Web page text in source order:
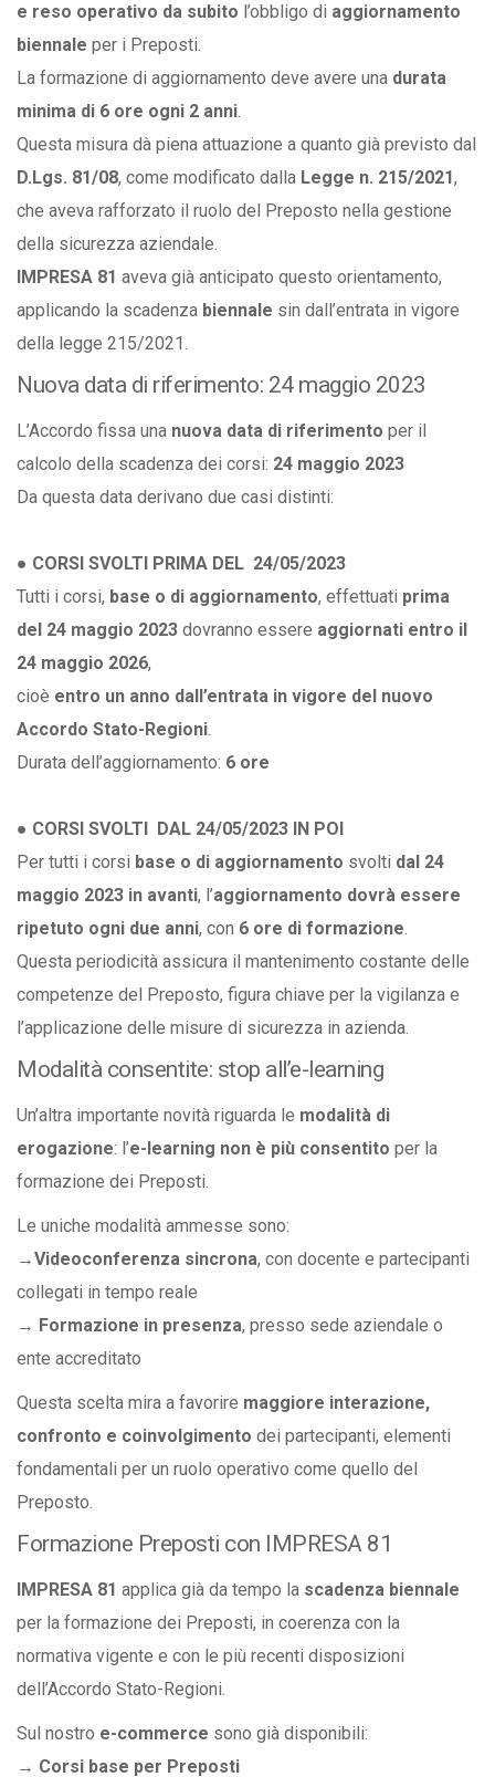
e reso operativo da subito l’obbligo di aggiornamento
biennale per i Preposti.
La formazione di aggiornamento deve avere una durata
minima di 6 ore ogni 2 anni.
Questa misura dà piena attuazione a quanto già previsto dal
D.Lgs. 81/08, come modificato dalla Legge n. 215/2021,
che aveva rafforzato il ruolo del Preposto nella gestione
della sicurezza aziendale.
IMPRESA 81 aveva già anticipato questo orientamento,
applicando la scadenza biennale sin dall’entrata in vigore
della legge 215/2021.
Nuova data di riferimento: 24 maggio 2023
L’Accordo fissa una nuova data di riferimento per il
calcolo della scadenza dei corsi: 24 maggio 2023
Da questa data derivano due casi distinti:
● CORSI SVOLTI PRIMA DEL 24/05/2023
Tutti i corsi, base o di aggiornamento, effettuati prima
del 24 maggio 2023 dovranno essere aggiornati entro il
24 maggio 2026,
cioè entro un anno dall’entrata in vigore del nuovo
Accordo Stato-Regioni.
Durata dell’aggiornamento: 6 ore
● CORSI SVOLTI DAL 24/05/2023 IN POI
Per tutti i corsi base o di aggiornamento svolti dal 24
maggio 2023 in avanti, l’aggiornamento dovrà essere
ripetuto ogni due anni, con 6 ore di formazione.
Questa periodicità assicura il mantenimento costante delle
competenze del Preposto, figura chiave per la vigilanza e
l’applicazione delle misure di sicurezza in azienda.
Modalità consentite: stop all’e-learning
Un’altra importante novità riguarda le modalità di
erogazione: l’e-learning non è più consentito per la
formazione dei Preposti.
Le uniche modalità ammesse sono:
→Videoconferenza sincrona, con docente e partecipanti
collegati in tempo reale
→ Formazione in presenza, presso sede aziendale o
ente accreditato
Questa scelta mira a favorire maggiore interazione,
confronto e coinvolgimento dei partecipanti, elementi
fondamentali per un ruolo operativo come quello del
Preposto.
Formazione Preposti con IMPRESA 81
IMPRESA 81 applica già da tempo la scadenza biennale
per la formazione dei Preposti, in coerenza con la
normativa vigente e con le più recenti disposizioni
dell’Accordo Stato-Regioni.
Sul nostro e-commerce sono già disponibili:
→ Corsi base per Preposti